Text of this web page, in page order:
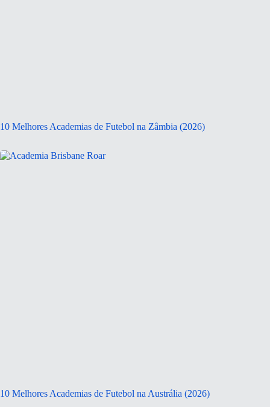
10 Melhores Academias de Futebol na Zâmbia (2026)
10 Melhores Academias de Futebol na Austrália (2026)